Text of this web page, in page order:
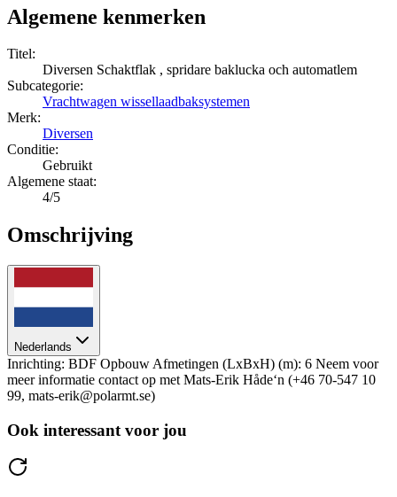
Algemene kenmerken
Titel:
Diversen Schaktflak , spridare baklucka och automatlem
Subcategorie:
Vrachtwagen wissellaadbaksystemen
Merk:
Diversen
Conditie:
Gebruikt
Algemene staat:
4/5
Omschrijving
Nederlands
Inrichting: BDF Opbouw Afmetingen (LxBxH) (m): 6 Neem voor
meer informatie contact op met Mats-Erik Håde‘n (+46 70-547 10
99, mats-erik@polarmt.se)
Ook interessant voor jou